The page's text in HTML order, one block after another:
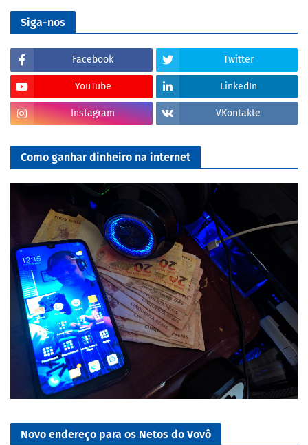
Siga-nos
Facebook Twitter
YouTube LinkedIn
Instagram VKontakte
Como ganhar dinheiro na internet
Novo endereço para os Netos do Vovô